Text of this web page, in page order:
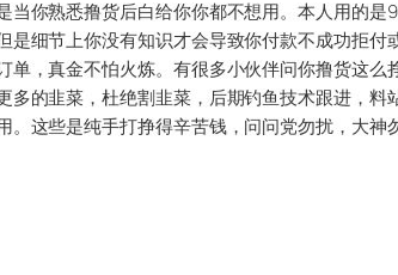
你熟悉撸货后白给你你都不想用。本人用的
细节上你没有知识才会导致你付款不成功拒
，真金不怕火炼。有很多小伙伴问你撸货这
的韭菜，杜绝割韭菜，后期钓鱼技术跟进，
这些是纯手打挣得辛苦钱，问问党勿扰，大神勿